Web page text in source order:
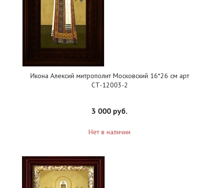
Икона Алексий митрополит Московский 16*26 см арт
СТ-12003-2
3 000 руб.
Нет в наличии